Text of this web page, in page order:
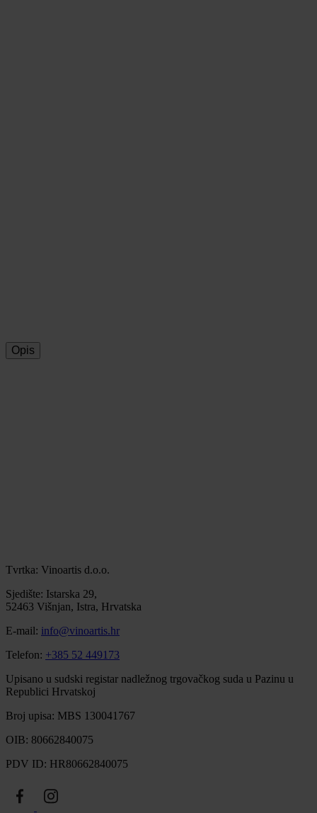
Opis
Tvrtka: Vinoartis d.o.o.
Sjedište: Istarska 29,
52463 Višnjan, Istra, Hrvatska
E-mail: info@vinoartis.hr
Telefon: +385 52 449173
Upisano u sudski registar nadležnog trgovačkog suda u Pazinu u
Republici Hrvatskoj
Broj upisa: MBS 130041767
OIB: 80662840075
PDV ID: HR80662840075